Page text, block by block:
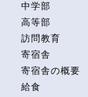
中学部
高等部
訪問教育
寄宿舎
寄宿舎の概要
給食